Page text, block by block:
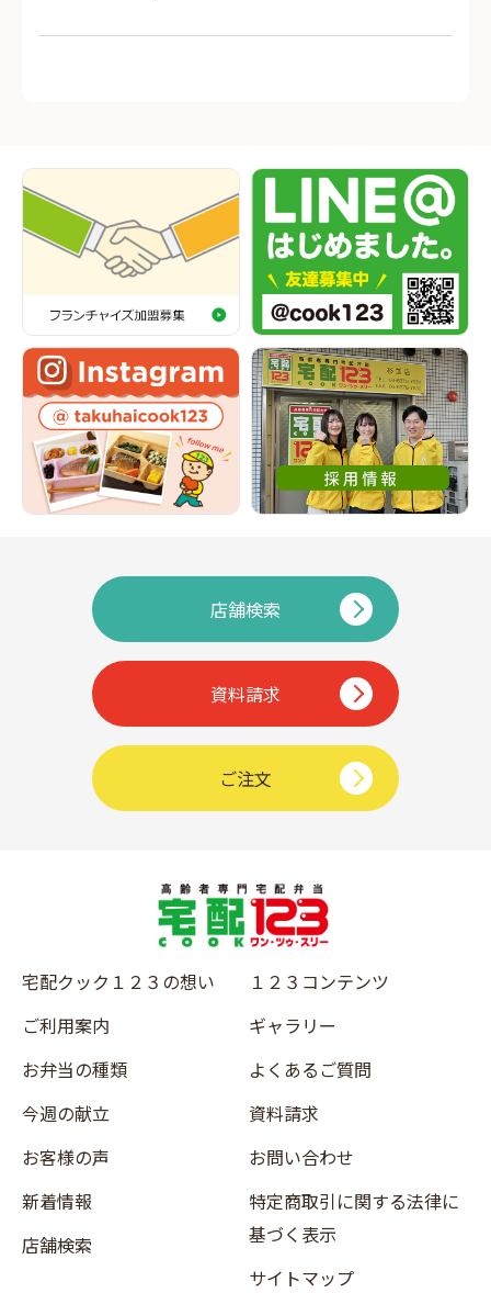
店舗検索
資料請求
ご注文
宅配クック１２３の想い
ご利用案内
お弁当の種類
今週の献立
お客様の声
新着情報
店舗検索
１２３コンテンツ
ギャラリー
よくあるご質問
資料請求
お問い合わせ
特定商取引に関する法律に
基づく表示
サイトマップ